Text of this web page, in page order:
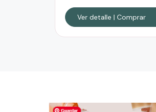
Ver detalle | Comprar